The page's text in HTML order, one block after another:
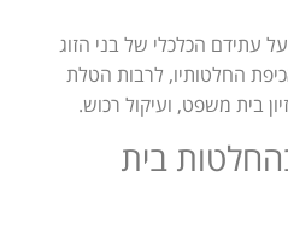
עתידם הכלכלי של בני הזוג
החלטותיו, לרבות הטלת
בית משפט, ועיקול רכוש.
בית